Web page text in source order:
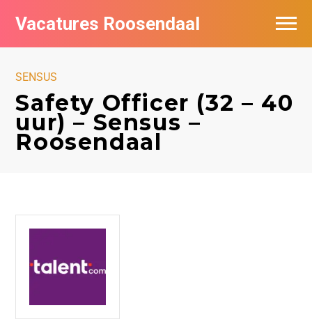
Vacatures Roosendaal
SENSUS
Safety Officer (32 – 40
uur) – Sensus –
Roosendaal
Vacatures bij bedrijven